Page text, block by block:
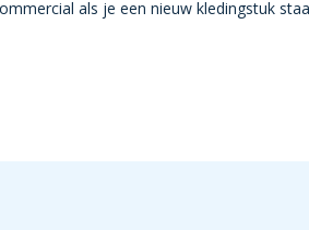
als je een nieuw kledingstuk